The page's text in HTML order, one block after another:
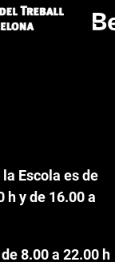
Escola es de
h y de 16.00 a
8.00 a 22.00 h